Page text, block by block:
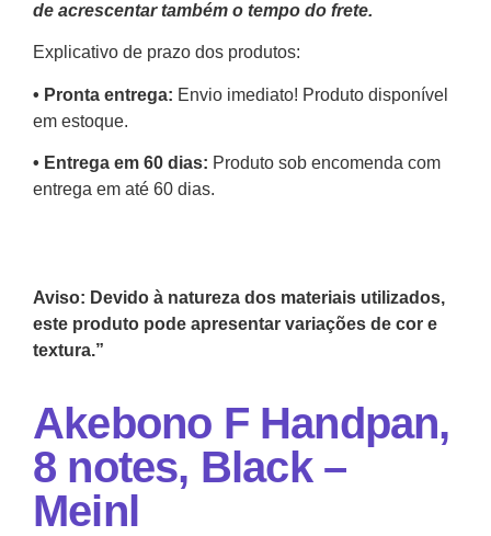
de acrescentar também o tempo do frete.
Explicativo de prazo dos produtos:
•⁠ ⁠Pronta entrega: Envio imediato! Produto disponível
em estoque.
•⁠ Entrega em 60 dias: Produto sob encomenda com
entrega em até 60 dias.
Aviso: Devido à natureza dos materiais utilizados,
este produto pode apresentar variações de cor e
textura.”
Akebono F Handpan,
8 notes, Black –
Meinl